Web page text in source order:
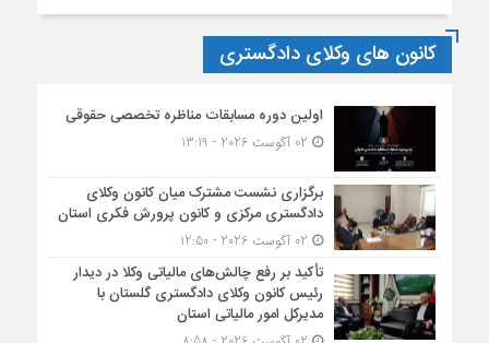
کانون های وکلای دادگستری
اولین دوره مسابقات مناظره تخصصی حقوقی
برگزاری نشست مشترک میان کانون وکلای
دادگستری مرکزی و کانون پرورش فکری استان
تأکید بر رفع چالش‌های مالیاتی وکلا در دیدار
رئیس کانون وکلای دادگستری گلستان با
مدیرکل امور مالیاتی استان